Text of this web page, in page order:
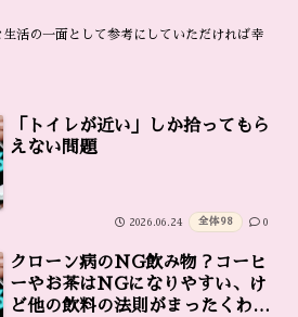
活の一面として参考にしていただければ幸
「トイレが近い」しか拾ってもら
えない問題
2026.06.24 全体98 0
クローン病のNG飲み物？コーヒ
ーやお茶はNGになりやすい、け
ど他の飲料の法則がまったくわか